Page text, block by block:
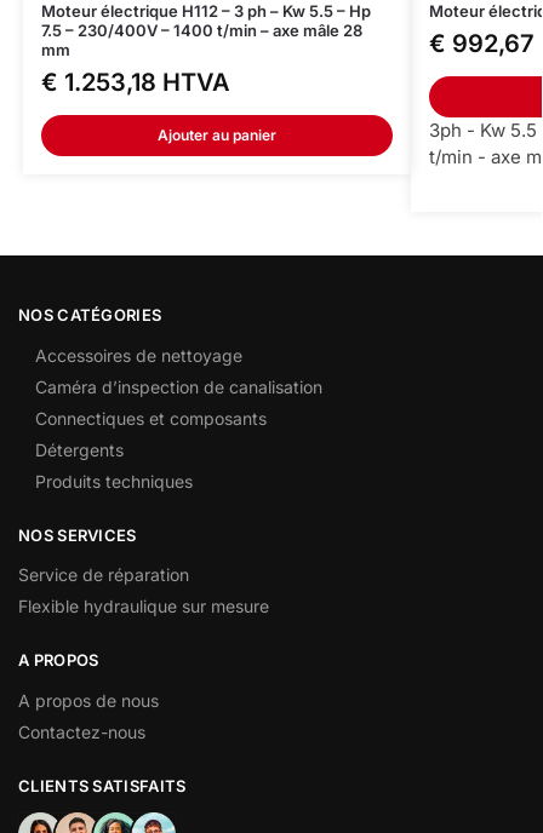
Moteur électrique H112 – 3 ph – Kw 5.5 – Hp
7.5 – 230/400V – 1400 t/min – axe mâle 28
mm
€ 1.253,18 HTVA
Ajouter au panier
Moteur
€ 992,67
3ph - Kw
t/min - axe
NOS CATÉGORIES
Accessoires de nettoyage
Caméra d’inspection de canalisation
Connectiques et composants
Détergents
Produits techniques
NOS SERVICES
Service de réparation
Flexible hydraulique sur mesure
A PROPOS
A propos de nous
Contactez-nous
CLIENTS SATISFAITS